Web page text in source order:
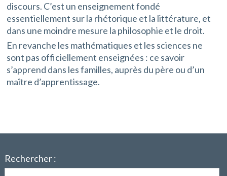
discours. C’est un enseignement fondé
essentiellement sur la rhétorique et la littérature, et
dans une moindre mesure la philosophie et le droit.
En revanche les mathématiques et les sciences ne
sont pas officiellement enseignées : ce savoir
s’apprend dans les familles, auprès du père ou d’un
maître d’apprentissage.
Rechercher :